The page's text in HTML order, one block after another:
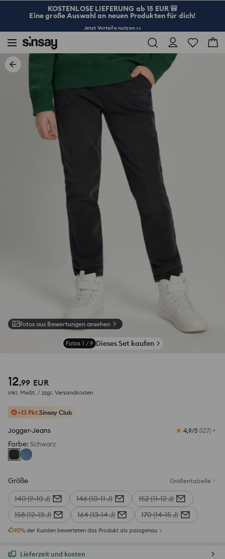
KOSTENLOSE LIEFERUNG ab 15 EUR 🎒
Eine große Auswahl an neuen Produkten für dich!
Jetzt Vorteile nutzen >>
Fotos aus Bewertungen ansehen
Fotos 1 / 9 Dieses Set kaufen
12,99 EUR
inkl. MwSt. / zzgl. Versandkosten
+13 Pkt.Sinsay Club
Jogger-Jeans 4,9/5 (127)
Farbe: Schwarz
Größe Größentabelle
140 (9-10 J) 146 (10-11 J)
152 (11-12 J)
158 (12-13 J)
164 (13-14 J) 170 (14-15 J)
92%der Kunden bewerteten das Produkt als passgenau
Lieferzeit und kosten